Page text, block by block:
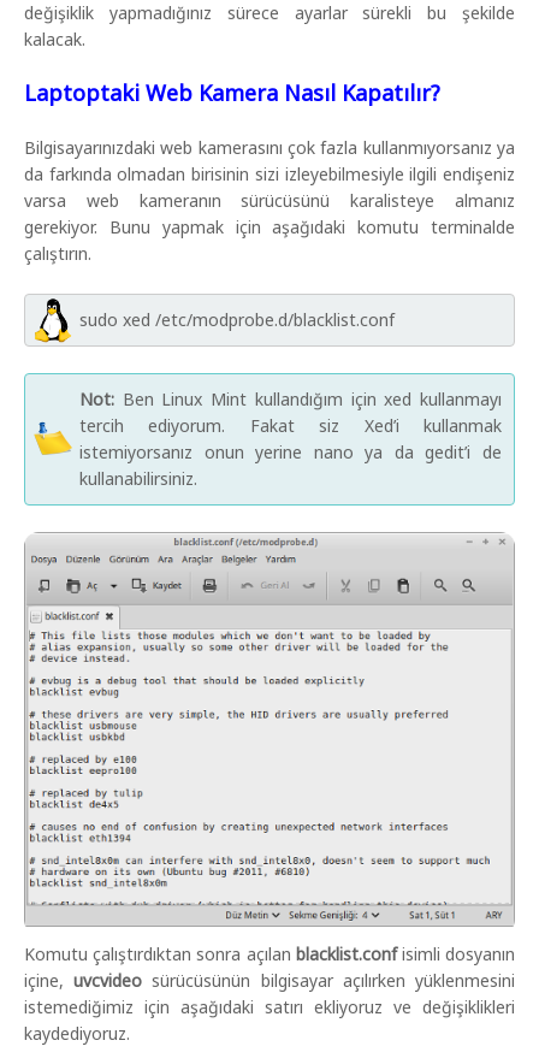
değişiklik yapmadığınız sürece ayarlar sürekli bu şekilde
kalacak.
Laptoptaki Web Kamera Nasıl Kapatılır?
Bilgisayarınızdaki web kamerasını çok fazla kullanmıyorsanız ya
da farkında olmadan birisinin sizi izleyebilmesiyle ilgili endişeniz
varsa web kameranın sürücüsünü karalisteye almanız
gerekiyor. Bunu yapmak için aşağıdaki komutu terminalde
çalıştırın.
sudo xed /etc/modprobe.d/blacklist.conf
Not: Ben Linux Mint kullandığım için xed kullanmayı
tercih ediyorum. Fakat siz Xed’i kullanmak
istemiyorsanız onun yerine nano ya da gedit’i de
kullanabilirsiniz.
Komutu çalıştırdıktan sonra açılan blacklist.confisimli dosyanın
içine,uvcvideo sürücüsünün bilgisayar açılırken yüklenmesini
istemediğimiz için aşağıdaki satırı ekliyoruz ve değişiklikleri
kaydediyoruz.